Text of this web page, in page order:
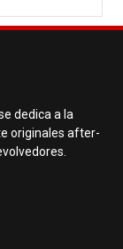
dedica a la
originales after-